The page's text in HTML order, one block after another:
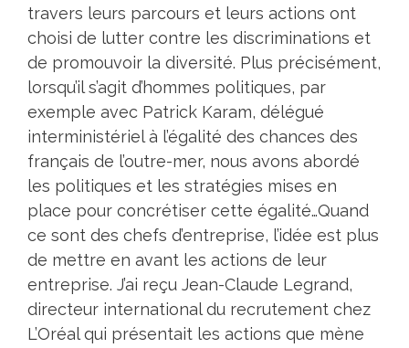
travers leurs parcours et leurs actions ont
choisi de lutter contre les discriminations et
de promouvoir la diversité. Plus précisément,
lorsqu’il s’agit d’hommes politiques, par
exemple avec Patrick Karam, délégué
interministériel à l’égalité des chances des
français de l’outre-mer, nous avons abordé
les politiques et les stratégies mises en
place pour concrétiser cette égalité…Quand
ce sont des chefs d’entreprise, l’idée est plus
de mettre en avant les actions de leur
entreprise. J’ai reçu Jean-Claude Legrand,
directeur international du recrutement chez
L’Oréal qui présentait les actions que mène